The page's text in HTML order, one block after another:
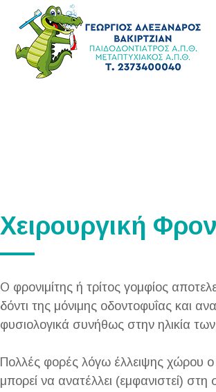
Χειρουργική
Ο φρονιμίτης ή τρίτος γομφίος
δόντι της μόνιμης οδοντοφυΐας και
φυσιολογικά συνήθως στην ηλικία
Πολλές φορές λόγω έλλειψης χώρου ο
μπορεί να ανατέλλει (εμφανιστεί) στη